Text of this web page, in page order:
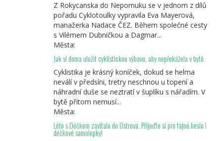
Z Rokycanska do Nepomuku se v jednom z dílů
pořadu Cyklotoulky vypravila Eva Mayerová,
manažerka Nadace ČEZ. Během společné cesty
s Vilémem Dubničkou a Dagmar...
Města:
Jak si doma uložit cyklistickou výbavu, aby nepřekážela v bytě
Cyklistika je krásný koníček, dokud se helma
neválí v předsíni, tretry neschnou u topení a
náhradní duše se neztratí v šuplíku s nářadím. V
bytě přitom nemusí...
Města:
Léto s Déčkem zavítalo do Ostrova. Přijeďte si pro tajné heslo i
déčkové samolepky!